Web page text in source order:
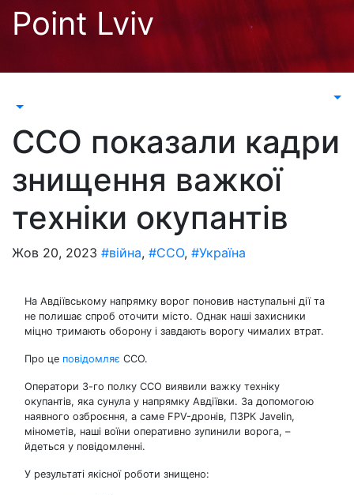
Перейти
Point Lviv
ССО показали кадри
знищення важкої
техніки окупантів
Жов 20, 2023 #війна, #ССО, #Україна
На Авдіївському напрямку ворог поновив наступальні дії та
не полишає спроб оточити місто. Однак наші захисники
міцно тримають оборону і завдають ворогу чималих втрат.
Про це повідомляє ССО.
Оператори 3-го полку ССО виявили важку техніку
окупантів, яка сунула у напрямку Авдіївки. За допомогою
наявного озброєння, а саме FPV-дронів, ПЗРК Javelin,
мінометів, наші воїни оперативно зупинили ворога, –
йдеться у повідомленні.
У результаті якісної роботи знищено: